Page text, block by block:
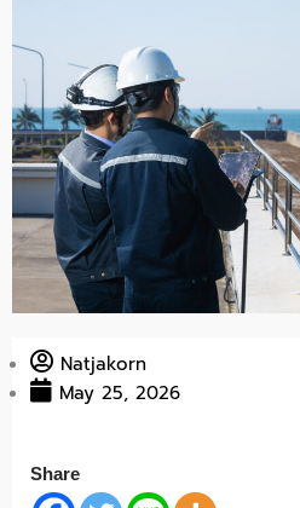
Natjakorn
May 25, 2026
Share